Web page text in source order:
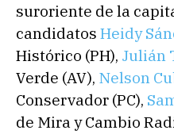
suroriente de la
candidatos Heidy
Histórico (PH), Julián
Verde (AV), Nelson
Conservador (PC),
de Mira y Cambio